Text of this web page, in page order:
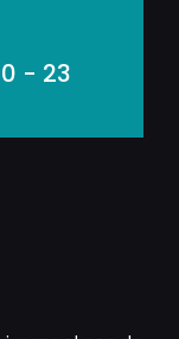
- 23